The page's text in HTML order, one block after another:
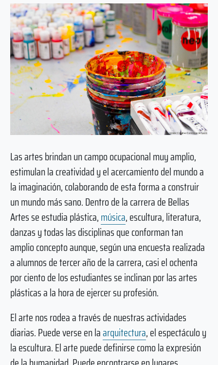
Las artes brindan un campo ocupacional muy amplio,
estimulan la creatividad y el acercamiento del mundo a
la imaginación, colaborando de esta forma a construir
un mundo más sano. Dentro de la carrera de Bellas
Artes se estudia plástica,música, escultura, literatura,
danzas y todas las disciplinas que conforman tan
amplio concepto aunque, según una encuesta realizada
a alumnos de tercer año de la carrera, casi el ochenta
por ciento de los estudiantes se inclinan por las artes
plásticas a la hora de ejercer su profesión.
El arte nos rodea a través de nuestras actividades
diarias. Puede verse en laarquitectura, el espectáculo y
la escultura. El arte puede definirse como la expresión